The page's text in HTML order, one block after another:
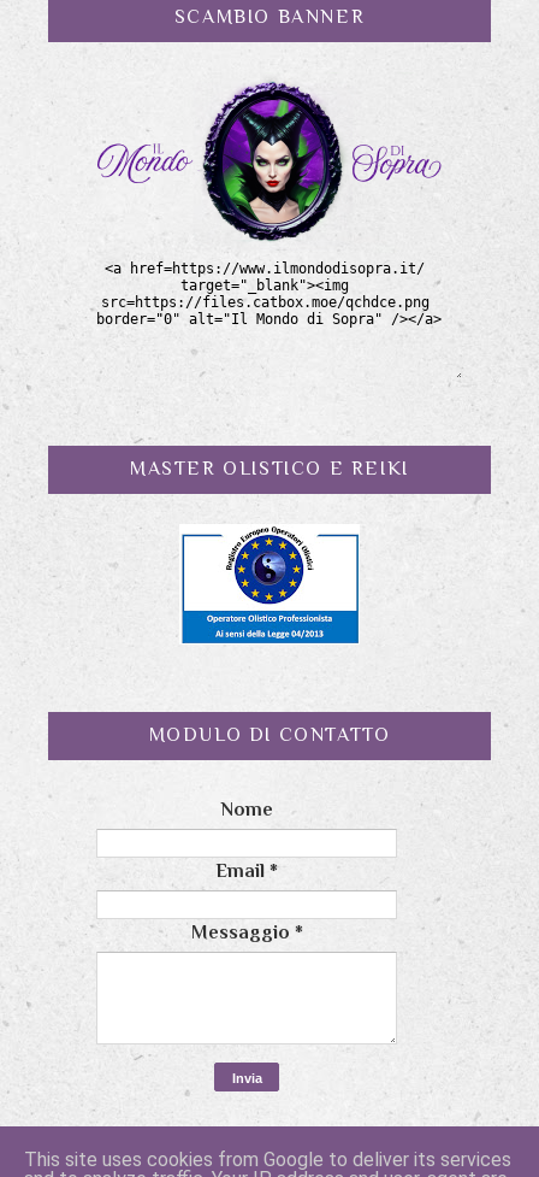
SCAMBIO BANNER
MASTER OLISTICO E REIKI
MODULO DI CONTATTO
Nome
Email*
Messaggio *
This site uses cookies from Google to deliver its services